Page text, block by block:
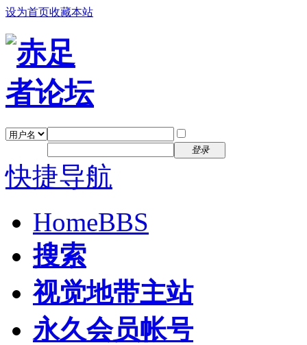
设为首页收藏本站
登录
快捷导航
HomeBBS
搜索
视觉地带主站
永久会员帐号